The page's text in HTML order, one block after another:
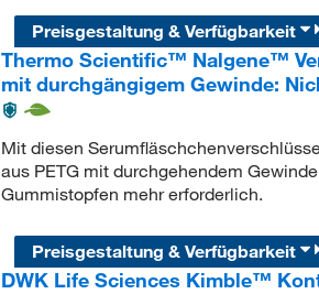
Preisgestaltung & Verfügbarkeit
Thermo Scientific™ Nalgene™
mit durchgängigem Gewinde:
Mit diesen
aus PETG mit durchgehendem
Gummistopfen mehr erforderlich.
Preisgestaltung & Verfügbarkeit
DWK Life Sciences Kimble™